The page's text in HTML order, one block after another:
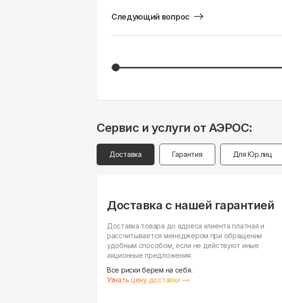
Следующий вопрос
Сервис и услуги от АЭРОС:
Доставка Гарантия Для Юр.лиц
Доставка с нашей гарантией
Доставка товара до адреса клиента платная и
рассчитывается менеджером при обращении
удобным способом, если не действуют иные
акционные предложения.
Все риски берем на себя.
Узнать цену доставки